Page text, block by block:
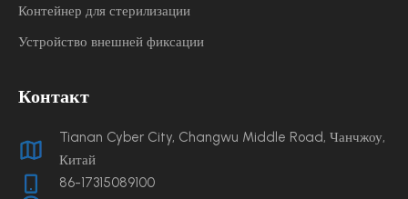
Контейнер для стерилизации
Устройство внешней фиксации
Контакт
Tianan Cyber ​​City, Changwu Middle Road, Чанчжоу,
Китай
86-17315089100